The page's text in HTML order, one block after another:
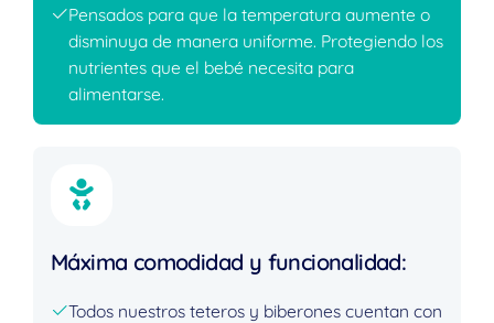
Pensados para que la temperatura aumente o
disminuya de manera uniforme. Protegiendo los
nutrientes que el bebé necesita para
alimentarse.
Máxima comodidad y funcionalidad:
Todos nuestros teteros y biberones cuentan con